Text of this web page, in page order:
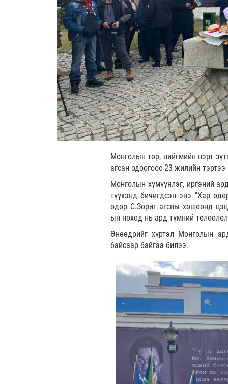
Монголын төр, нийгмийн нэрт
агсан одоогоос 23 жилийн
Монголын хүмүүнлэг, иргэний
түүхэнд бичигдсэн энэ "Хар
өдөр С.Зориг агсны хөшөөнд
ын нөхөд нь ард түмний
Өнөөдрийг хүртэл Монголын
байсаар байгаа билээ.